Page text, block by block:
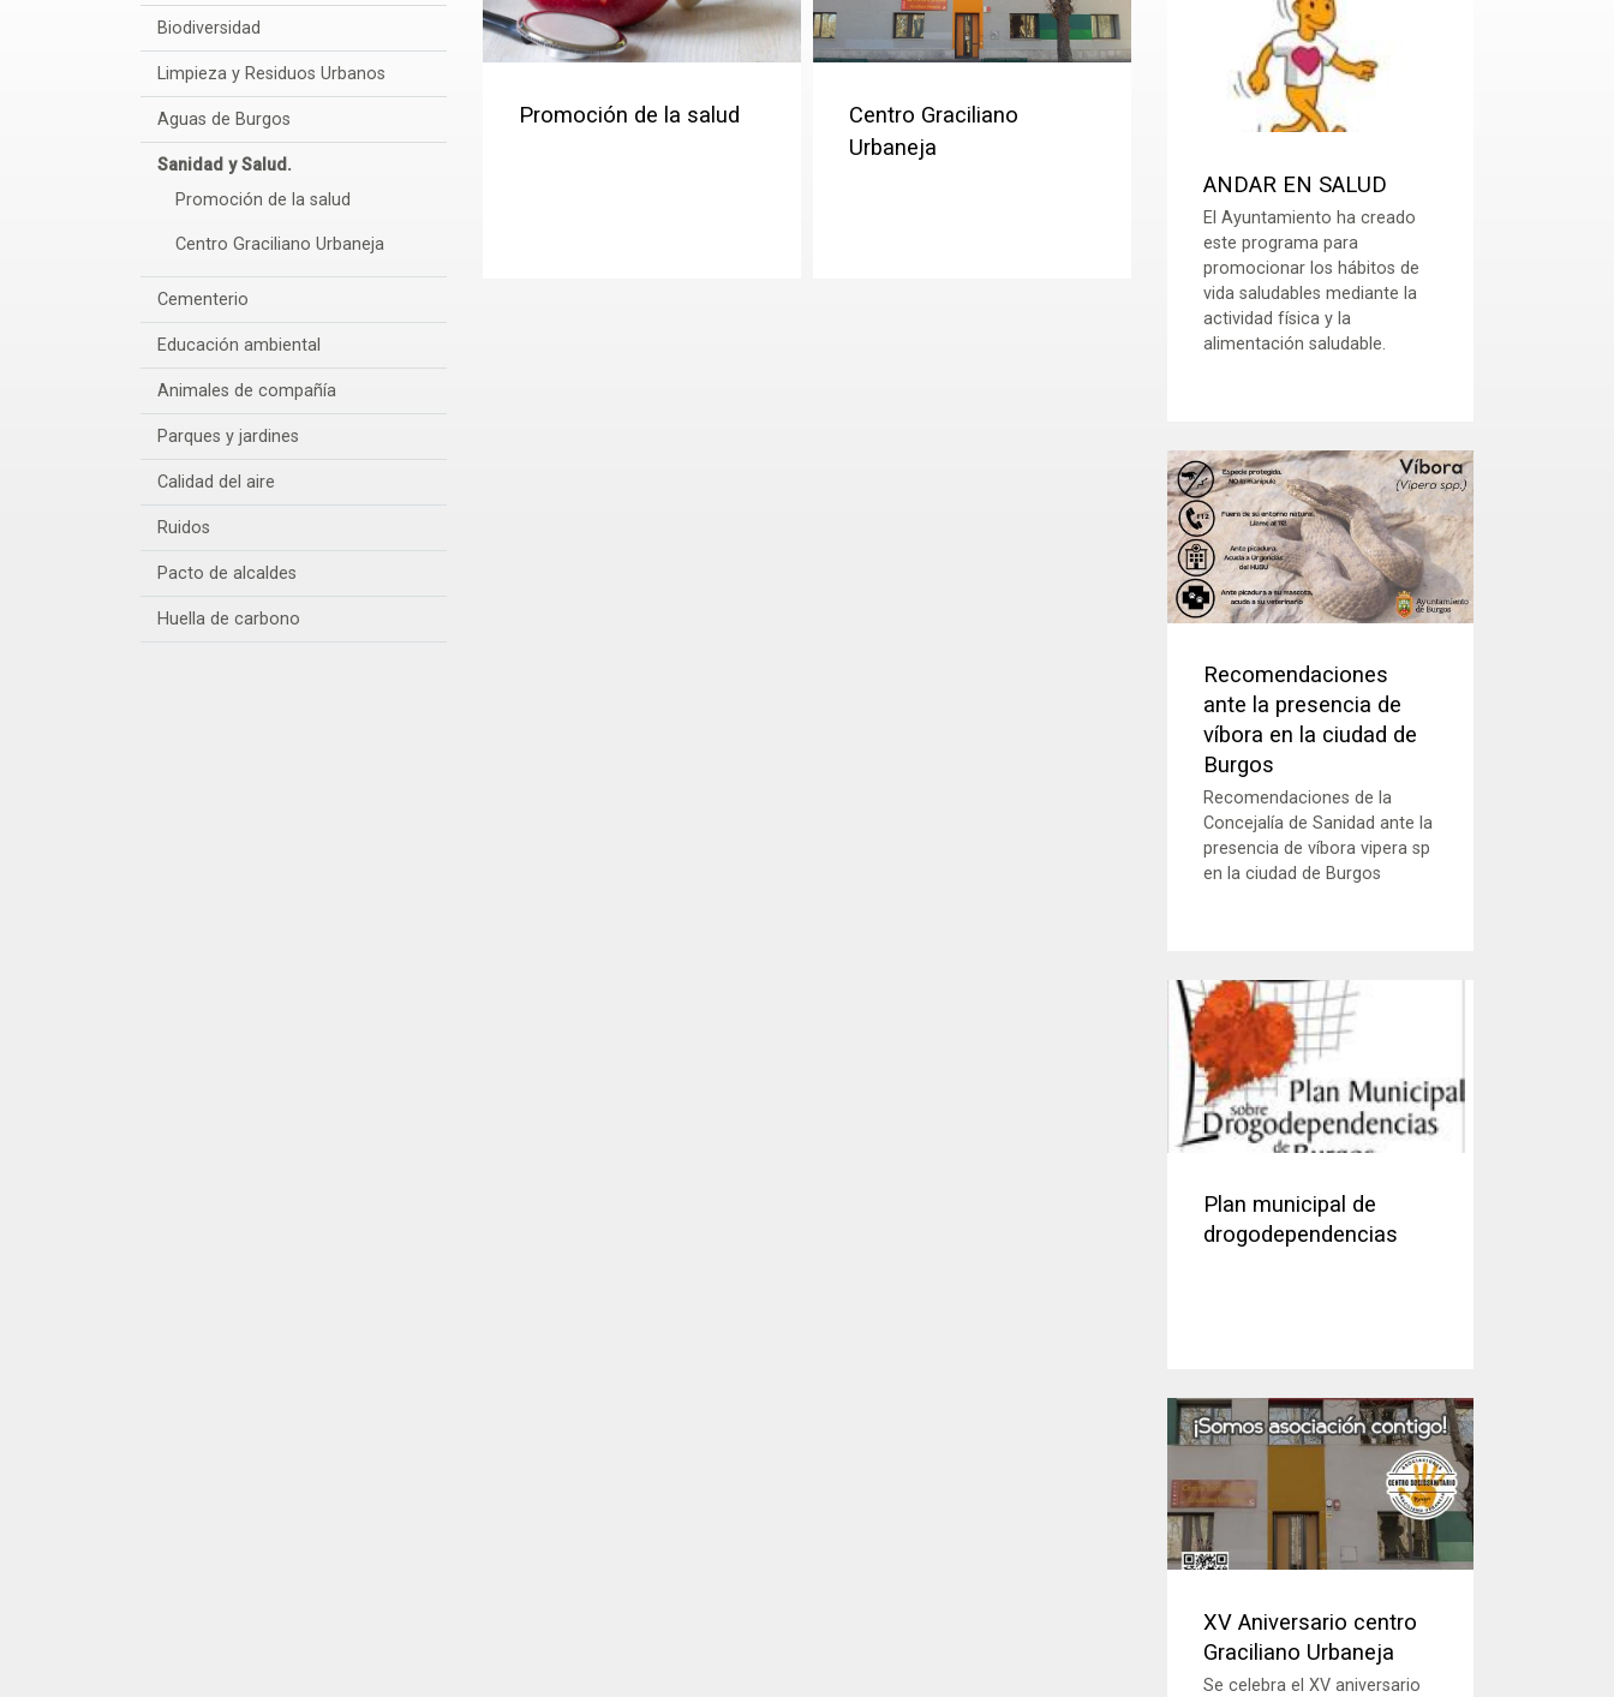
Biodiversidad
Limpieza y Residuos Urbanos
Aguas de Burgos
Sanidad y Salud.
Promoción de la salud
Centro Graciliano Urbaneja
Cementerio
Educación ambiental
Animales de compañía
Parques y jardines
Calidad del aire
Ruidos
Pacto de alcaldes
Huella de carbono
Promoción de la salud
Centro Graciliano
Urbaneja
ANDAR EN SALUD
El Ayuntamiento ha creado
este programa para
promocionar los hábitos de
vida saludables mediante la
actividad física y la
alimentación saludable.
Recomendaciones
ante la presencia de
víbora en la ciudad de
Burgos
Recomendaciones de la
Concejalía de Sanidad ante la
presencia de víbora vipera sp
en la ciudad de Burgos
Plan municipal de
drogodependencias
XV Aniversario centro
Graciliano Urbaneja
Se celebra el XV aniversario